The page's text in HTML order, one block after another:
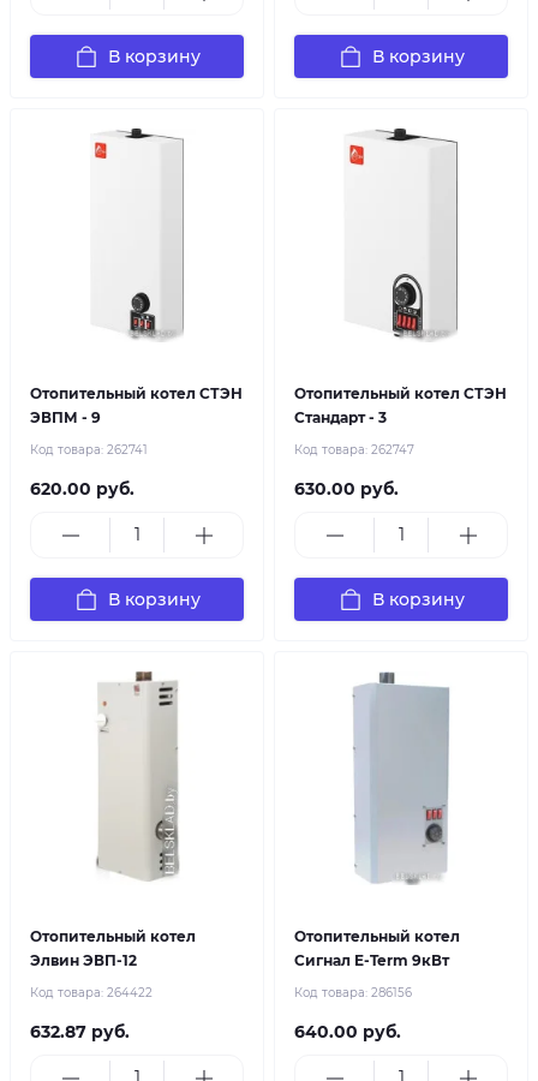
В корзину В корзину
Отопительный котел СТЭН
ЭВПМ - 9
Код товара: 262741
620.00 руб.
В корзину
Отопительный котел СТЭН
Стандарт - 3
Код товара: 262747
630.00 руб.
В корзину
Отопительный котел
Элвин ЭВП-12
Код товара: 264422
632.87 руб.
Отопительный котел
Сигнал E-Term 9кВт
Код товара: 286156
640.00 руб.